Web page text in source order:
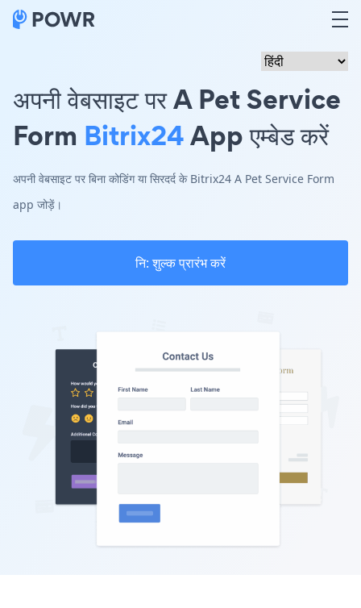
अपनी वेबसाइट पर A Pet Service
Form Bitrix24App एम्बेड करें
अपनी वेबसाइट पर बिना कोडिंग या सिरदर्द के Bitrix24 A Pet Service Form
app जोड़ें।
नि: शुल्क प्रारंभ करें